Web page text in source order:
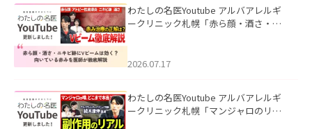
わたしの名医Youtube アルバアレルギ
ークリニック札幌「赤ら顔・酒さ・ニ
した。
2026.07.17
わたしの名医Youtube アルバアレルギ
ークリニック札幌「マンジャロのリア